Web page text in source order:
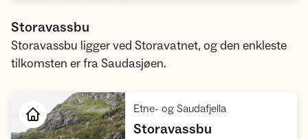
Storavassbu
Storavassbu ligger ved Storavatnet, og den enkleste
tilkomsten er fra Saudasjøen.
Etne- og Saudafjella,
Storavassbu